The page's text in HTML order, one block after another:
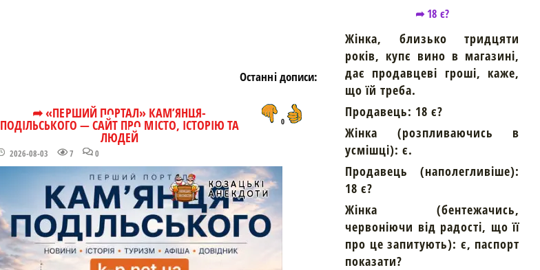
Останні дописи:
➦ «ПЕРШИЙ ПОРТАЛ» КАМ’ЯНЦЯ-
ПОДІЛЬСЬКОГО — САЙТ ПРО МІСТО, ІСТОРІЮ ТА
ЛЮДЕЙ
2026-08-03 7 0
0
➦ 18 є?
Жінка, близько тридцяти
років, купє вино в магазині,
дає продавцеві гроші, каже,
що їй треба.
Продавець: 18 є?
Жінка (розпливаючись в
усмішці): є.
Продавець (наполегливіше):
18 є?
Жінка (бентежачись,
червоніючи від радості, що її
про це запитують): є, паспорт
показати?